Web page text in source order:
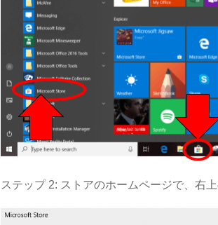
ステップ 2: ストアのホームページで、右